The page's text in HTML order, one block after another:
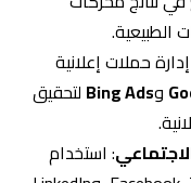
: استخدام
، وLinkedIn
بالعلامة التجارية.